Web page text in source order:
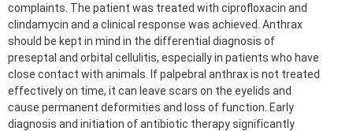
complaints. The patient was treated with ciprofloxacin and
clindamycin and a clinical response was achieved. Anthrax
should be kept in mind in the differential diagnosis of
preseptal and orbital cellulitis, especially in patients who have
close contact with animals. If palpebral anthrax is not treated
effectively on time, it can leave scars on the eyelids and
cause permanent deformities and loss of function. Early
diagnosis and initiation of antibiotic therapy significantly